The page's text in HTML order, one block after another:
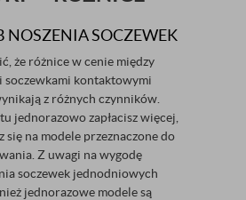
NOSZENIA SOCZEWEK
że różnice w cenie między
soczewkami kontaktowymi
z różnych czynników.
jednorazowo zapłacisz więcej,
się na modele przeznaczone do
Z uwagi na wygodę
soczewek jednodniowych
jednorazowe modele są